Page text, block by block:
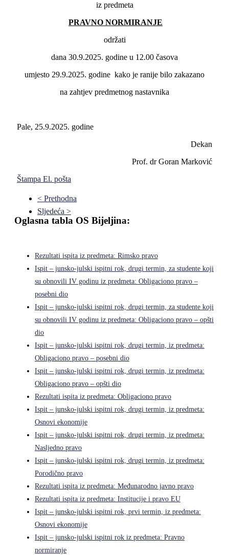
iz predmeta
PRAVNO NORMIRANJE
održati
dana 30.9.2025. godine u 12.00 časova
umjesto 29.9.2025. godine kako je ranije bilo zakazano
na zahtjev predmetnog nastavnika
Pale, 25.9.2025. godine
Dekan
Prof. dr Goran Marković
Štampa El. pošta
< Prethodna
Sljedeća >
Oglasna tabla OS Bijeljina:
Rezultati ispita iz predmeta: Rimsko pravo
Ispit – junsko-julski ispitni rok, drugi termin, za studente koji
su obnovili IV godinu iz predmeta: Obligaciono pravo –
posebni dio
Ispit – junsko-julski ispitni rok, drugi termin, za studente koji
su obnovili IV godinu iz predmeta: Obligaciono pravo – opšti
dio
Ispit – junsko-julski ispitni rok, drugi termin, iz predmeta:
Obligaciono pravo – posebni dio
Ispit – junsko-julski ispitni rok, drugi termin, iz predmeta:
Obligaciono pravo – opšti dio
Rezultati ispita iz predmeta: Obligaciono pravo
Ispit – junsko-julski ispitni rok, drugi termin, iz predmeta:
Osnovi ekonomije
Ispit – junsko-julski ispitni rok, drugi termin, iz predmeta:
Nasljedno pravo
Ispit – junsko-julski ispitni rok, drugi termin, iz predmeta:
Porodično pravo
Rezultati ispita iz predmeta: Međunarodno javno pravo
Rezultati ispita iz predmeta: Institucije i pravo EU
Ispit – junsko-julski ispitni rok, prvi termin, iz predmeta:
Osnovi ekonomije
Ispit – junsko-julski ispitni rok iz predmeta: Pravno
normiranje